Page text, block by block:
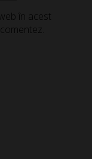
în acest